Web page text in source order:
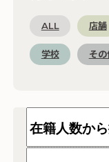
ALL 店舗
学校 その